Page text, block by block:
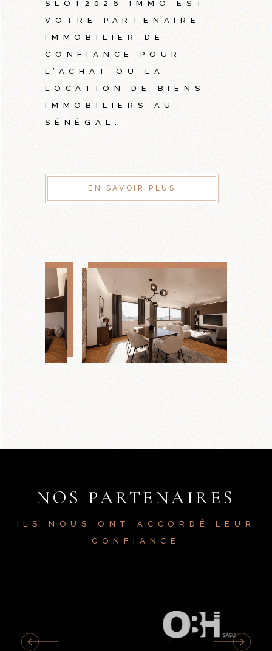
SLOT2026
IMMO EST
VOTRE PARTENAIRE
IMMOBILIER DE
CONFIANCE POUR
L’ACHAT OU LA
LOCATION DE BIENS
IMMOBILIERS AU
SÉNÉGAL.
EN SAVOIR PLUS
NOS PARTENAIRES
ILS NOUS ONT ACCORDÉ LEUR
CONFIANCE